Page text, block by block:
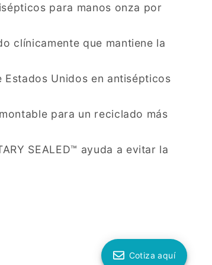
para manos onza por
clínicamente que mantiene la
Estados Unidos en antisépticos
para un reciclado más
SEALED™ ayuda a evitar la
Cotiza aquí